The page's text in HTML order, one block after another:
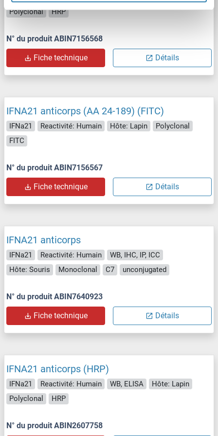
Polyclonal
HRP
N° du produit ABIN7156568
Fiche technique Détails
IFNA21 anticorps (AA 24-189) (FITC)
IFNa21 Reactivité: Humain Hôte: Lapin
Polyclonal
FITC
N° du produit ABIN7156567
Fiche technique Détails
IFNA21 anticorps
IFNa21 Reactivité: Humain
WB, IHC, IP, ICC
Hôte: Souris
Monoclonal C7 unconjugated
N° du produit ABIN7640923
Fiche technique Détails
IFNA21 anticorps (HRP)
IFNa21 Reactivité: Humain WB, ELISA
Hôte: Lapin
Polyclonal
HRP
N° du produit ABIN2607758